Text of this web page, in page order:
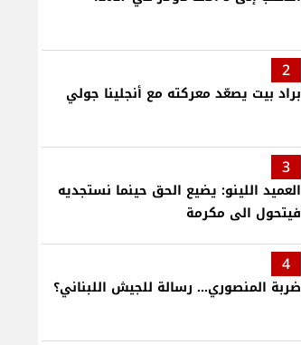
2
براد بيت يصعّد معركته مع أنجلينا جولي
3
العميد اللينو: يضيع الحق حينما نستجديه
فيتحول الى مكرمة
4
ضربة المنصوري... رسالة للجيش اللبناني؟